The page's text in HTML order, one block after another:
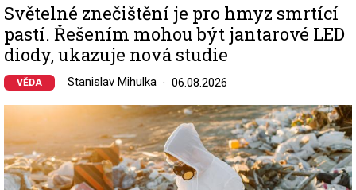
Světelné znečištění je pro hmyz smrtící
pastí. Řešením mohou být jantarové LED
diody, ukazuje nová studie
VĚDA Stanislav Mihulka 06.08.2026
Image